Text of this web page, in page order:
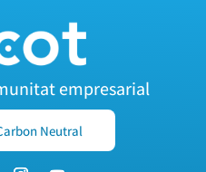
empresarial
Neutral